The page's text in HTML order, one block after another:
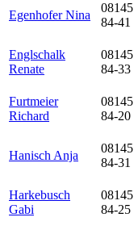
Egenhofer Nina
08145
84-41
Englschalk
Renate
08145
84-33
Furtmeier
Richard
08145
84-20
Hanisch Anja
08145
84-31
Harkebusch
Gabi
08145
84-25